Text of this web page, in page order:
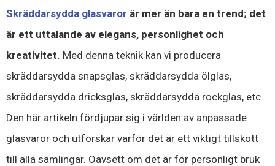
Skräddarsydda glasvaror är mer än bara en trend; det
är ett uttalande av elegans, personlighet och
kreativitet. Med denna teknik kan vi producera
skräddarsydda snapsglas, skräddarsydda ölglas,
skräddarsydda dricksglas, skräddarsydda rockglas, etc.
Den här artikeln fördjupar sig i världen av anpassade
glasvaror och utforskar varför det är ett viktigt tillskott
till alla samlingar. Oavsett om det är för personligt bruk